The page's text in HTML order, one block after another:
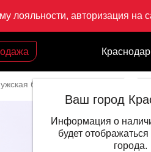
авторизация на
Краснодар
Ваш город
Информация о
будет
города.
беговая экипировка